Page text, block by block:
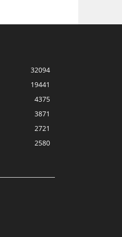
32094
19441
4375
3871
2721
2580